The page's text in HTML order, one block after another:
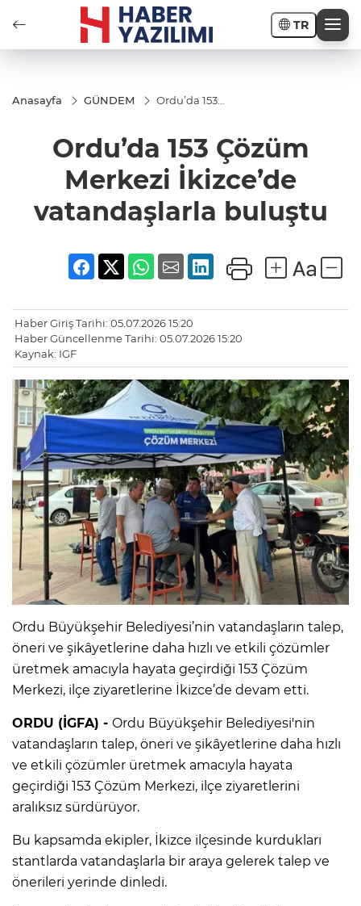
TR
Anasayfa GÜNDEM
Ordu’da 153
İkizce’de
vatandaşlarla
buluştu
Ordu’da 153 Çözüm
Merkezi İkizce’de
vatandaşlarla buluştu
Haber Giriş Tarihi: 05.07.2026 15:20
Haber Güncellenme Tarihi: 05.07.2026 15:20
Kaynak: IGF
Ordu Büyükşehir Belediyesi’nin vatandaşların talep,
öneri ve şikâyetlerine daha hızlı ve etkili çözümler
üretmek amacıyla hayata geçirdiği 153 Çözüm
Merkezi, ilçe ziyaretlerine İkizce’de devam etti.
ORDU (İGFA) - Ordu Büyükşehir Belediyesi'nin
vatandaşların talep, öneri ve şikâyetlerine daha hızlı
ve etkili çözümler üretmek amacıyla hayata
geçirdiği 153 Çözüm Merkezi, ilçe ziyaretlerini
aralıksız sürdürüyor.
Bu kapsamda ekipler, İkizce ilçesinde kurdukları
stantlarda vatandaşlarla bir araya gelerek talep ve
önerileri yerinde dinledi.